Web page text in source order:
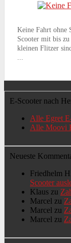
Keine Fahrt ohne
Scooter mit bis
kleinen Flitzer
...
E-Scooter nach
Alle Egret
Alle Moovi
Neueste
Friedhelm
Scooter
Klaus zu
Marcel zu
Marcel zu
Marcel zu